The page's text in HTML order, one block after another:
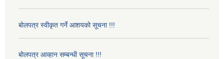
बोलपत्र स्वीकृत गर्ने आशयको सूचना !!!
बोलपत्र आव्हान सम्बन्धी सूचना !!!